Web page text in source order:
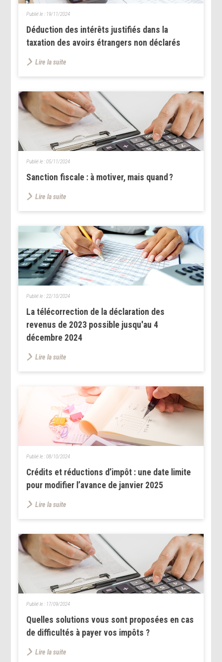
Déduction des intérêts justifiés dans la
taxation des avoirs étrangers non déclarés
Publié le : 19/11/2024
Lire la suite
Sanction fiscale : à motiver, mais quand ?
Publié le :05/11/2024
Lire la suite
La télécorrection de la déclaration des
revenus de 2023 possible jusqu'au 4
décembre 2024
Publié le : 22/10/2024
Lire la suite
Crédits et réductions d’impôt : une date limite
pour modifier l’avance de janvier 2025
Publié le :08/10/2024
Lire la suite
Quelles solutions vous sont proposées en cas
de difficultés à payer vos impôts ?
Publié le : 17/09/2024
Lire la suite